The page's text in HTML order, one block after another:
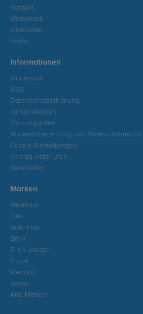
Kontakt
Warenkorb
Merkzettel
Konto
Informationen
Impressum
AGB
Datenschutzerklärung
Versandkosten
Zahlungsarten
Widerrufsbelehrung und Widerrufsformular
Cookie-Einstellungen
Vertrag widerrufen
Newsletter
Marken
Westfalia
Oris
Auto Hak
Brink
Erich Jaeger
Thule
Menabo
Junior
Alle Marken